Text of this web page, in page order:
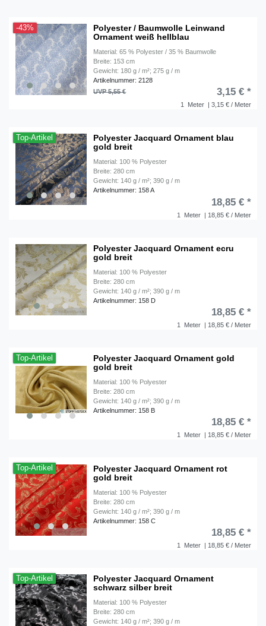
-43%
Polyester / Baumwolle Leinwand
Ornament weiß hellblau
Material: 65 % Polyester / 35 % Baumwolle
Breite: 153 cm
Gewicht: 180 g / m²; 275 g / m
Artikelnummer: 2128
1 Meter | 3,15 € / Meter
UVP 5,55 € 3,15 € *
Top-Artikel
Polyester Jacquard Ornament blau
gold breit
Material: 100 % Polyester
Breite: 280 cm
Gewicht: 140 g / m²; 390 g / m
Artikelnummer: 158 A
1 Meter | 18,85 € / Meter
18,85 € *
Polyester Jacquard Ornament ecru
gold breit
Material: 100 % Polyester
Breite: 280 cm
Gewicht: 140 g / m²; 390 g / m
Artikelnummer: 158 D
1 Meter | 18,85 € / Meter
18,85 € *
Top-Artikel
Polyester Jacquard Ornament gold
gold breit
Material: 100 % Polyester
Breite: 280 cm
Gewicht: 140 g / m²; 390 g / m
Artikelnummer: 158 B
1 Meter | 18,85 € / Meter
18,85 € *
Top-Artikel
Polyester Jacquard Ornament rot
gold breit
Material: 100 % Polyester
Breite: 280 cm
Gewicht: 140 g / m²; 390 g / m
Artikelnummer: 158 C
1 Meter | 18,85 € / Meter
18,85 € *
Top-Artikel
Polyester Jacquard Ornament
schwarz silber breit
Material: 100 % Polyester
Breite: 280 cm
Gewicht: 140 g / m²; 390 g / m